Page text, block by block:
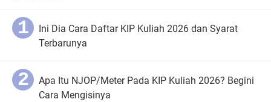
Ini Dia Cara Daftar KIP Kuliah 2026 dan Syarat
Terbarunya
Apa Itu NJOP/Meter Pada KIP Kuliah 2026? Begini
Cara Mengisinya